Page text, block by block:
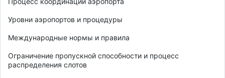
Уровни аэропортов и процедуры
Международные нормы и правила
Ограничение пропускной способности и процесс
распределения слотов